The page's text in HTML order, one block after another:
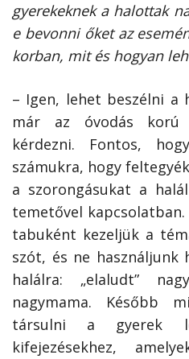
gyerekeknek a halottak
e bevonni őket az
korban, mit és hogyan
– Igen, lehet beszélni a
már az óvodás korú
kérdezni. Fontos,
számukra, hogy
a szorongásukat a
temetővel
tabuként kezeljük a
szót, és ne használjunk
halálra: „elaludt”
nagymama. Később
társulni a gyerek
kifejezésekhez,